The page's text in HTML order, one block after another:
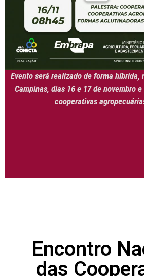
Evento será realizado de forma híbrida,
Campinas, dias 16 e 17 de novembro
cooperativas
Encontro
das